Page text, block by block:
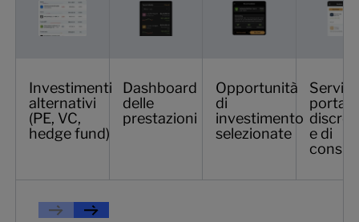
Investimenti
alternativi
(PE, VC,
hedge fund)
Dashboard
delle
prestazioni
Opportunità
di
investimento
selezionate
Servizi
e di